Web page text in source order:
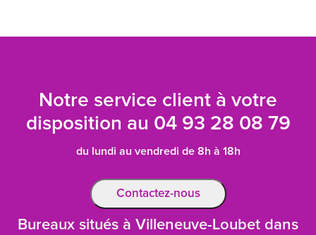
Notre service client à votre
disposition au 04 93 28 08 79
du lundi au vendredi de 8h à 18h
Contactez-nous
Bureaux situés à Villeneuve-Loubet dans